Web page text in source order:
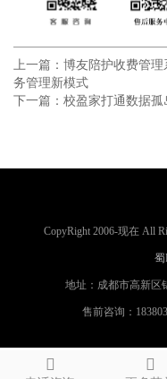
上一篇： 博友陪护收费管
务管理新模式
下一篇： 校盈家打通数据
CopyRight 2006-现在 All
蜀
地址：成都市高新区
售前咨询：